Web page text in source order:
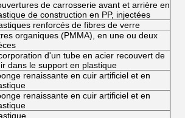
de carrosserie avant et arrière en
de construction en PP, injectées
renforcés de fibres de verre
organiques (PMMA), en une ou deux
d'un tube en acier recouvert de
dans le support en plastique
renaissante en cuir artificiel et en
renaissante en cuir artificiel et en